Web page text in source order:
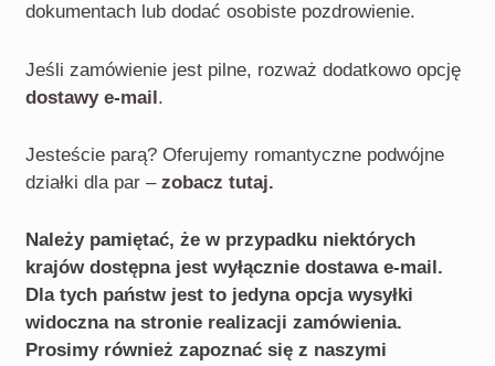
dokumentach lub dodać osobiste pozdrowienie.
Jeśli zamówienie jest pilne, rozważ dodatkowo opcję
dostawy e-mail.
Jesteście parą? Oferujemy romantyczne podwójne
działki dla par – zobacz tutaj.
Należy pamiętać, że w przypadku niektórych
krajów dostępna jest wyłącznie dostawa e-mail.
Dla tych państw jest to jedyna opcja wysyłki
widoczna na stronie realizacji zamówienia.
Prosimy również zapoznać się z naszymi